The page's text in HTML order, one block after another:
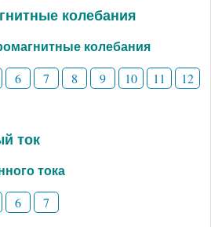
колебания
колебания
6 7 8 9 10 11
12
ток
тока
6 7